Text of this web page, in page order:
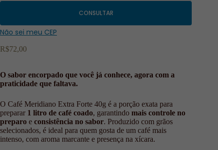
CONSULTAR
Não sei meu CEP
R$72,00
O sabor encorpado que você já conhece, agora com a
praticidade que faltava.
O Café Meridiano Extra Forte 40g é a porção exata para
preparar 1 litro de café coado, garantindo mais controle no
preparo e consistência no sabor. Produzido com grãos
selecionados, é ideal para quem gosta de um café mais
intenso, com aroma marcante e presença na xícara.